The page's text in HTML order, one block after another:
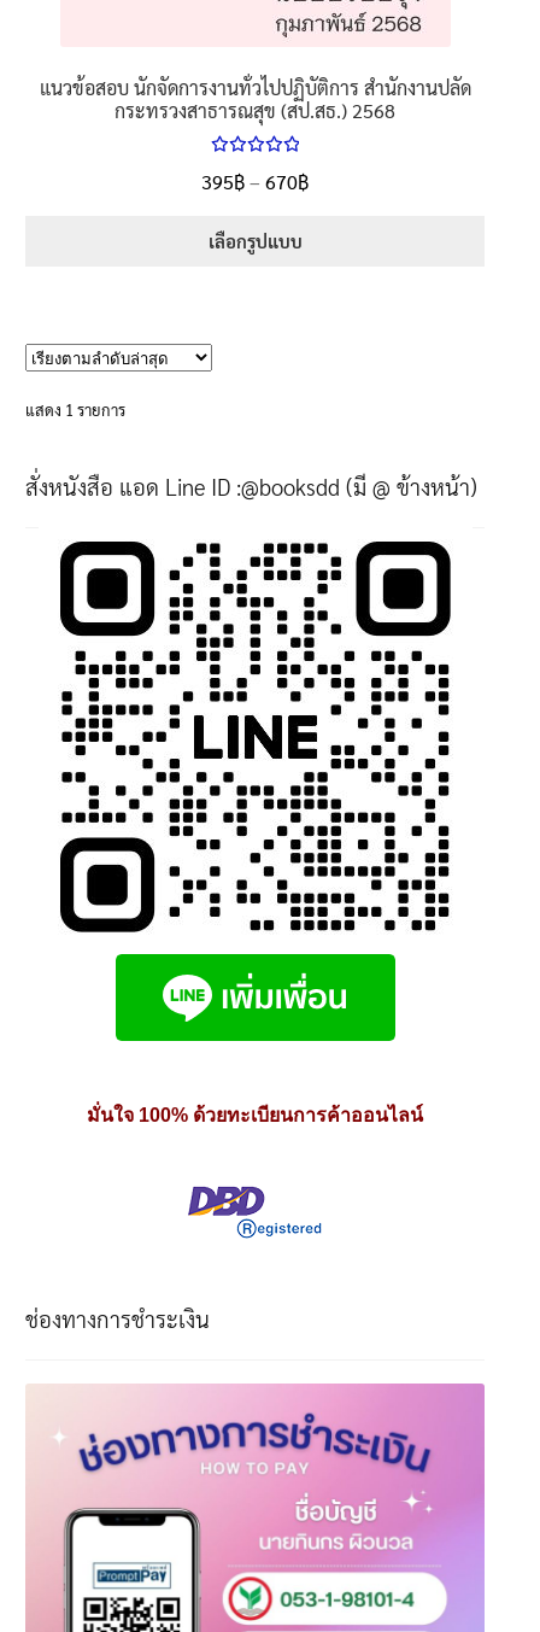
แนวข้อสอบ นักจัดการงานทั่วไปปฏิบัติการ สำนักงานปลัด
กระทรวงสาธารณสุข (สป.สธ.) 2568
5.00
ตั้งแต่
395฿– 670฿Price
เลือกรูปแบบ
may
chosen
on
the
product
page
แสดง 1 รายการ
สั่งหนังสือ แอด Line ID :@booksdd (มี @ ข้างหน้า)
มั่นใจ 100% ด้วยทะเบียนการค้าออนไลน์
ช่องทางการชำระเงิน